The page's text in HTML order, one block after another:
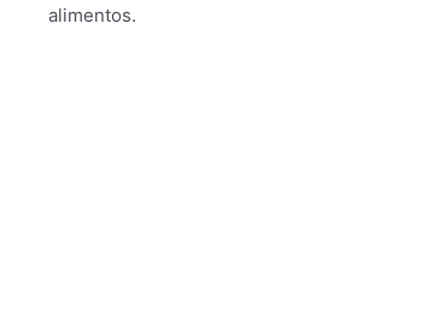
alimentos.